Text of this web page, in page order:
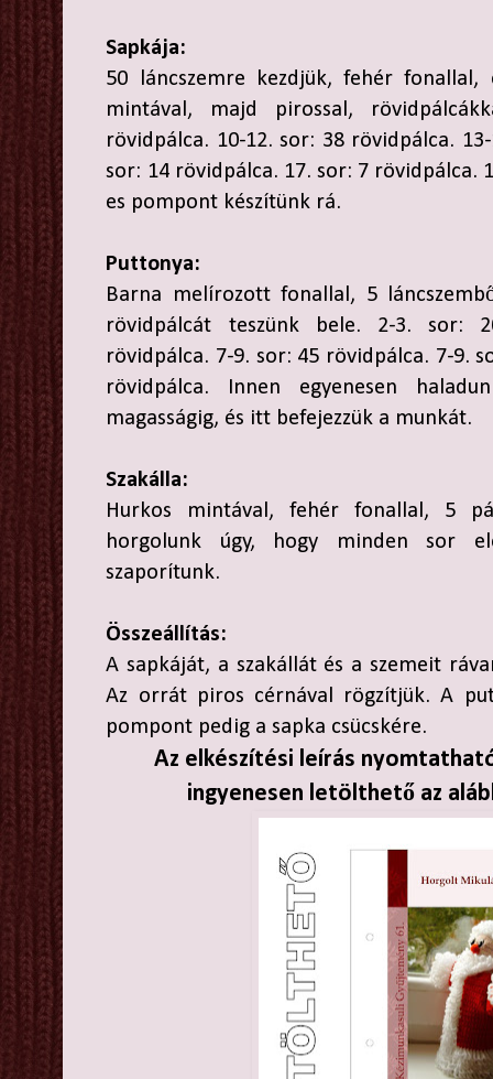
Sapkája:
50 láncszemre kezdjük, fehér
mintával, majd pirossal,
rövidpálca. 10-12. sor: 38 rövidpálca.
sor: 14 rövidpálca. 17. sor: 7 rövidpálca.
es pompont készítünk rá.
Puttonya:
Barna melírozott fonallal, 5
rövidpálcát teszünk bele. 2-3. sor:
rövidpálca. 7-9. sor: 45 rövidpálca. 7-9.
rövidpálca. Innen egyenesen
magasságig, és itt befejezzük a munkát.
Szakálla:
Hurkos mintával, fehér fonallal, 5
horgolunk úgy, hogy minden sor
szaporítunk.
Összeállítás:
A sapkáját, a szakállát és a szemeit
Az orrát piros cérnával rögzítjük. A
pompont pedig a sapka csücskére.
Az elkészítési leírás
ingyenesen letölthető az